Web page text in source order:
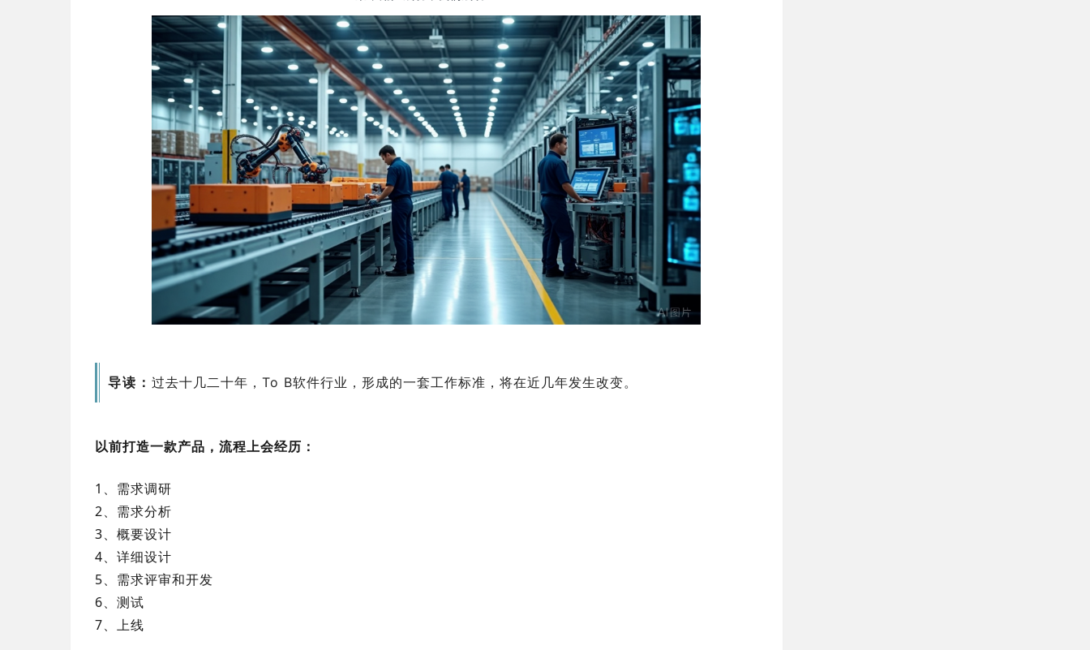
导读：过去十几二十年，To B软件行业，形成的一套工作标准，将在近几年发生改变。
以前打造一款产品，流程上会经历：
1、需求调研
2、需求分析
3、概要设计
4、详细设计
5、需求评审和开发
6、测试
7、上线